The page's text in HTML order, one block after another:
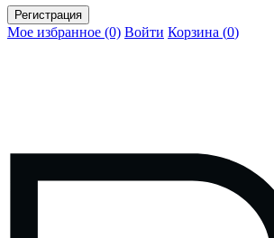
Мое избранное (0) Войти Корзина (0)